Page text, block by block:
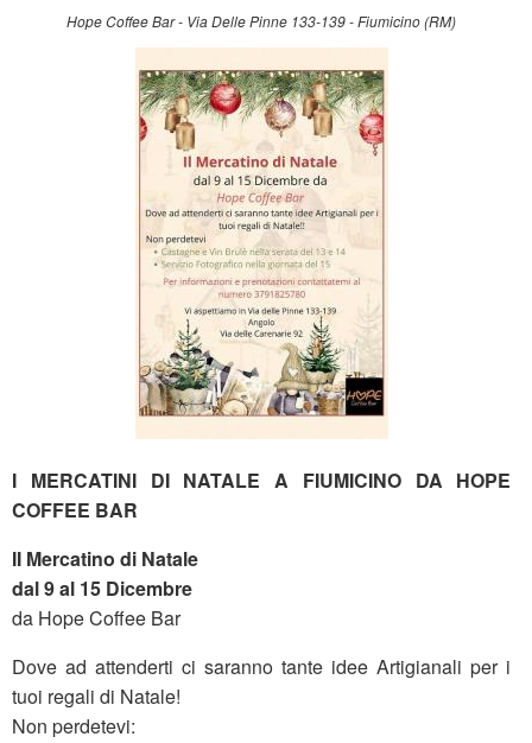
Hope Coffee Bar - Via Delle Pinne 133-139 - Fiumicino (RM)
I MERCATINI DI NATALE A FIUMICINO DA HOPE
COFFEE BAR
II Mercatino di Natale
dal 9 al 15 Dicembre
da Hope Coffee Bar
Dove ad attenderti ci saranno tante idee Artigianali per i
tuoi regali di Natale!
Non perdetevi: